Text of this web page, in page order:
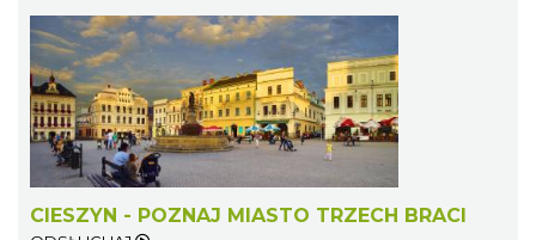
CIESZYN - POZNAJ MIASTO TRZECH BRACI